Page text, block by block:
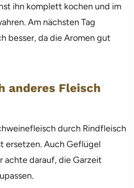
ihn komplett kochen und im
Am nächsten Tag
besser, da die Aromen gut
anderes Fleisch
durch Rindfleisch
ersetzen. Auch Geflügel
achte darauf, die Garzeit